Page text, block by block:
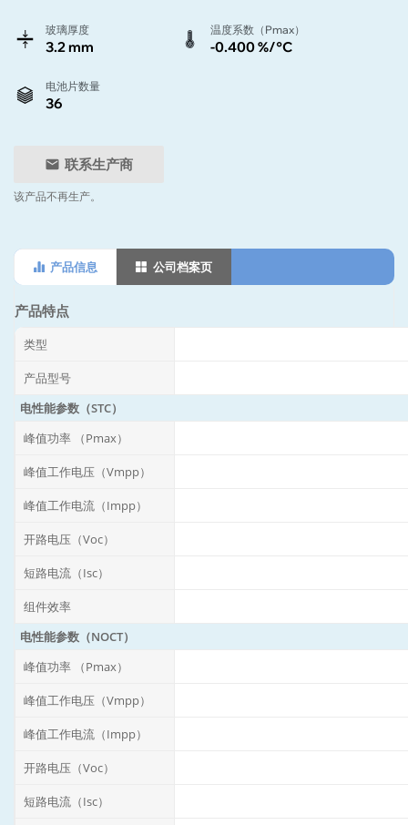
玻璃厚度
3.2 mm
温度系数（Pmax）
-0.400 %/°C
电池片数量
36
联系生产商
该产品不再生产。
产品信息 公司档案页
产品特点
类型
产品型号
电性能参数（STC）
峰值功率 （Pmax）
峰值工作电压（Vmpp）
峰值工作电流（Impp）
开路电压（Voc）
短路电流（Isc）
组件效率
电性能参数（NOCT）
峰值功率 （Pmax）
峰值工作电压（Vmpp）
峰值工作电流（Impp）
开路电压（Voc）
短路电流（Isc）